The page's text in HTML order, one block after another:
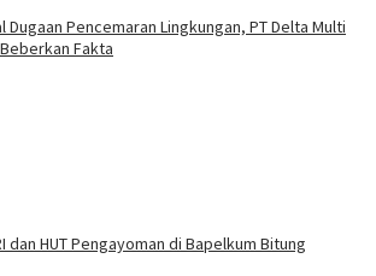
Dugaan Pencemaran Lingkungan, PT Delta Multi
Fakta
dan HUT Pengayoman di Bapelkum Bitung